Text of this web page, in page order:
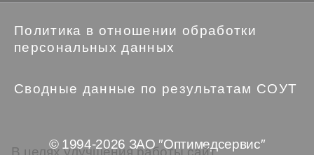
Политика в отношении обработки
персональных данных
Сводные данные по результатам СОУТ
© 1994-2026 ЗАО ″Оптимедсервис″
В целях улучшения работы сайт